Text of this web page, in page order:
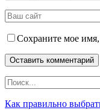
Сохраните мое имя,
Как правильно